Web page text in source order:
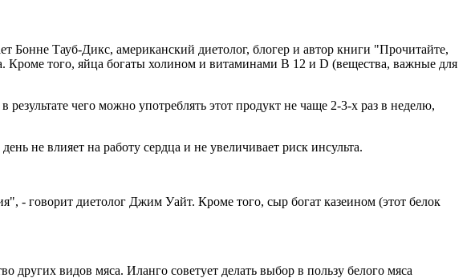
Бонне Тауб-Дикс, американский диетолог, блогер и автор книги "Прочитайте,
Кроме того, яйца богаты холином и витаминами B 12 и D (вещества, важные для
чего можно употреблять этот продукт не чаще 2-3-х раз в неделю,
не влияет на работу сердца и не увеличивает риск инсульта.
- говорит диетолог Джим Уайт. Кроме того, сыр богат казеином (этот белок
видов мяса. Иланго советует делать выбор в пользу белого мяса